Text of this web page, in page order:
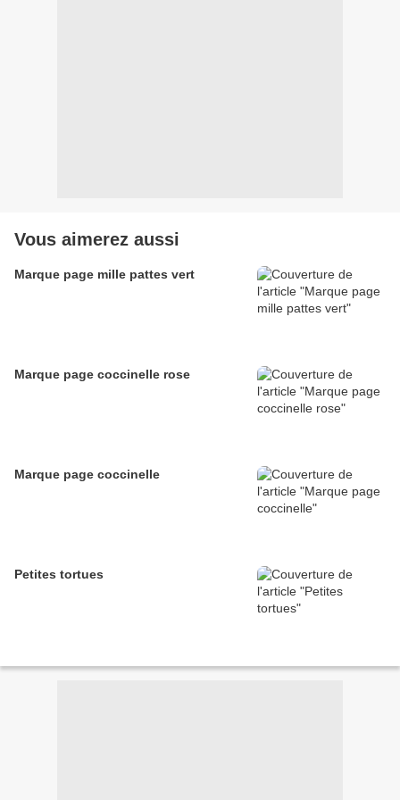
Vous aimerez aussi
Marque page mille pattes vert
Marque page coccinelle rose
Marque page coccinelle
Petites tortues